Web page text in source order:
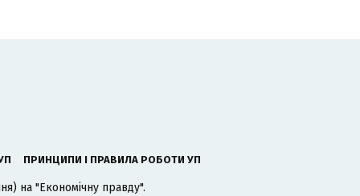
ПРИНЦИПИ І ПРАВИЛА РОБОТИ УП
на "Економічну правду".